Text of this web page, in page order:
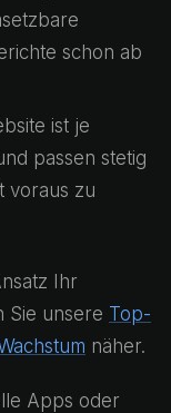
schon ab
ist je
passen stetig
voraus zu
Ihr
Sie unsere Top-
näher.
Apps oder